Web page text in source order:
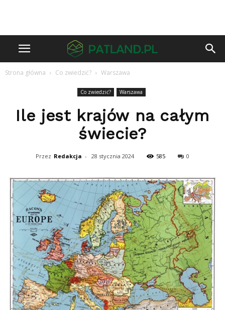
Strona główna Co zwiedzić? Warszawa
Co zwiedzić? Warszawa
Ile jest krajów na całym
świecie?
Przez Redakcja - 28 stycznia 2024 585 0